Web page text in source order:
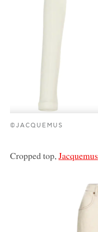
©JACQUEMUS
Cropped top, Jacquemus